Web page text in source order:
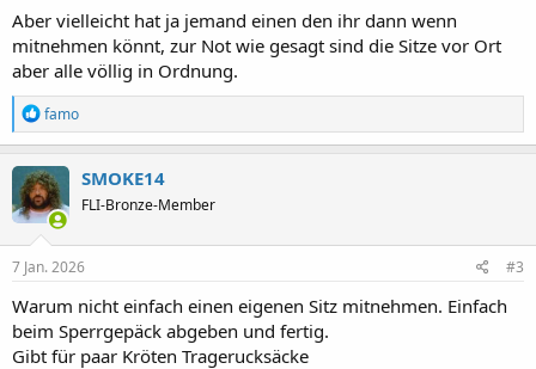
Aber vielleicht hat ja jemand einen den ihr dann wenn
mitnehmen könnt, zur Not wie gesagt sind die Sitze vor Ort
aber alle völlig in Ordnung.
R
e
a
k
t
i
o
n
e
:
famo
SMOKE14
FLI-Bronze-Member
7 Jan. 2026 #3
Warum nicht einfach einen eigenen Sitz mitnehmen. Einfach
beim Sperrgepäck abgeben und fertig.
Gibt für paar Kröten Tragerucksäcke